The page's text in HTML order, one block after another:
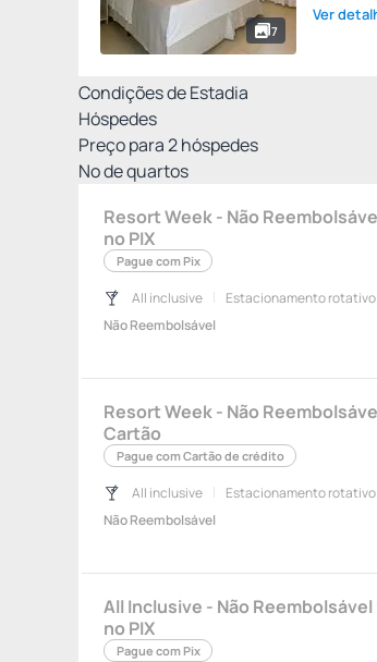
7
Ver
Condições de Estadia
Hóspedes
Preço para2hóspedes
Nº de quartos
Resort Week - Não
no PIX
Pague com Pix
All inclusive Estacionamento rotativo
Não Reembolsável
Resort Week - Não
Cartão
Pague com Cartão de crédito
All inclusive Estacionamento rotativo
Não Reembolsável
All Inclusive - Não Reembolsável
no PIX
Pague com Pix